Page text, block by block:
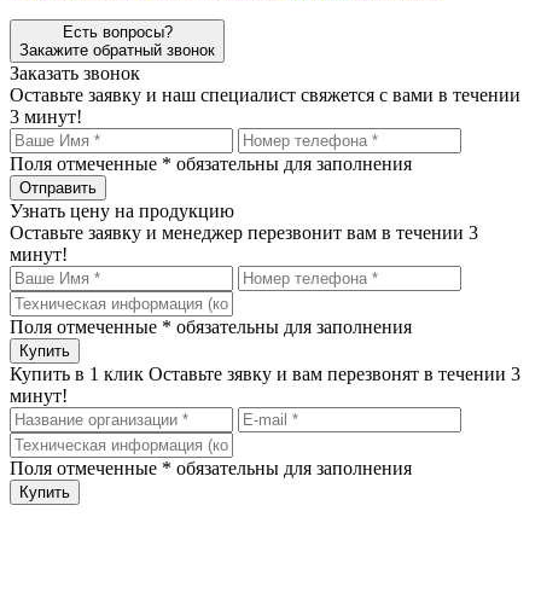
Есть вопросы?
Закажите обратный звонок
Заказать звонок
Оставьте заявку и наш специалист свяжется с вами в течении
3 минут!
Поля отмеченные * обязательны для заполнения
Узнать цену на продукцию
Оставьте заявку и менеджер перезвонит вам в течении 3
минут!
Поля отмеченные * обязательны для заполнения
Купить в 1 клик Оставьте зявку и вам перезвонят в течении 3
минут!
Поля отмеченные * обязательны для заполнения